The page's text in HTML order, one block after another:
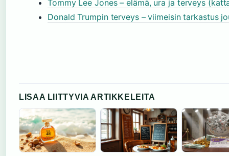
Tommy Lee Jones – elämä, ura ja terveys
Donald Trumpin terveys – viimeisin tarkastus
LISAA LIITTYVIA ARTIKKELEITA